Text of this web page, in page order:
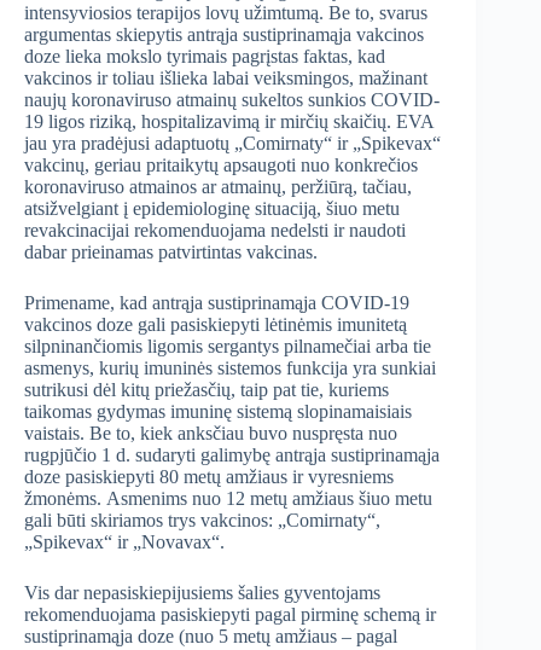
intensyviosios terapijos lovų užimtumą. Be to, svarus
argumentas skiepytis antrąja sustiprinamąja vakcinos
doze lieka mokslo tyrimais pagrįstas faktas, kad
vakcinos ir toliau išlieka labai veiksmingos, mažinant
naujų koronaviruso atmainų sukeltos sunkios COVID-
19 ligos riziką, hospitalizavimą ir mirčių skaičių. EVA
jau yra pradėjusi adaptuotų „Comirnaty“ ir „Spikevax“
vakcinų, geriau pritaikytų apsaugoti nuo konkrečios
koronaviruso atmainos ar atmainų, peržiūrą, tačiau,
atsižvelgiant į epidemiologinę situaciją, šiuo metu
revakcinacijai rekomenduojama nedelsti ir naudoti
dabar prieinamas patvirtintas vakcinas.
Primename, kad antrąja sustiprinamąja COVID-19
vakcinos doze gali pasiskiepyti lėtinėmis imunitetą
silpninančiomis ligomis sergantys pilnamečiai arba tie
asmenys, kurių imuninės sistemos funkcija yra sunkiai
sutrikusi dėl kitų priežasčių, taip pat tie, kuriems
taikomas gydymas imuninę sistemą slopinamaisiais
vaistais. Be to, kiek anksčiau buvo nuspręsta nuo
rugpjūčio 1 d. sudaryti galimybę antrąja sustiprinamąja
doze pasiskiepyti 80 metų amžiaus ir vyresniems
žmonėms. Asmenims nuo 12 metų amžiaus šiuo metu
gali būti skiriamos trys vakcinos: „Comirnaty“,
„Spikevax“ ir „Novavax“.
Vis dar nepasiskiepijusiems šalies gyventojams
rekomenduojama pasiskiepyti pagal pirminę schemą ir
sustiprinamąja doze (nuo 5 metų amžiaus – pagal